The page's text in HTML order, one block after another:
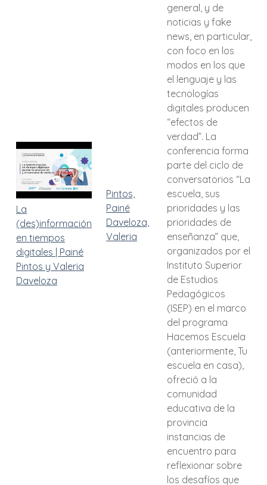
La
(des)información
en tiempos
digitales | Painé
Pintos y Valeria
Daveloza
Pintos,
Painé
Daveloza,
Valeria
general, y de
noticias y fake
news, en particular,
con foco en los
modos en los que
el lenguaje y las
tecnologías
digitales producen
“efectos de
verdad”. La
conferencia forma
parte del ciclo de
conversatorios “La
escuela, sus
prioridades y las
prioridades de
enseñanza” que,
organizados por el
Instituto Superior
de Estudios
Pedagógicos
(ISEP) en el marco
del programa
Hacemos Escuela
(anteriormente, Tu
escuela en casa),
ofreció a la
comunidad
educativa de la
provincia
instancias de
encuentro para
reflexionar sobre
los desafíos que